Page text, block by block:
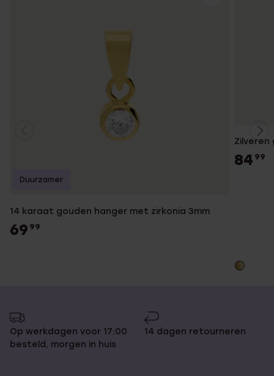
14 karaat gouden hanger met zirkonia 3mm
69 99
Duurzamer
84 99
Op werkdagen voor 17:00
besteld, morgen in huis
14 dagen retourneren